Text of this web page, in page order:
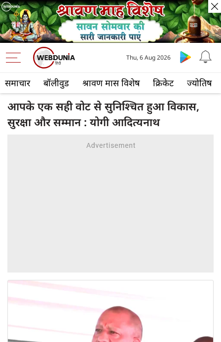
समाचार बॉलीवुड श्रावण मास विशेष क्रिकेट ज्योतिष
Thu, 6 Aug 2026
आपके एक सही वोट से सुनिश्चित हुआ विकास,
सुरक्षा और सम्मान : योगी आदित्यनाथ